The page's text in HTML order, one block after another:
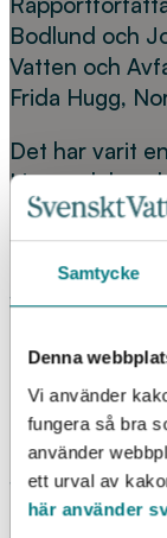
Samtycke
Denna
Vi använder
fungera så bra
använder
ett urval av
här använder
Bodlund och
Vatten och
Frida Hugg,
Det har varit
betydligt fler
alla måste
Vatten
framföra vårt
distribuerat
med Sweden
Vanessa